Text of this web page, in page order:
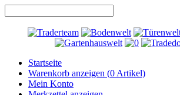
Startseite
Warenkorb anzeigen (0 Artikel)
Mein Konto